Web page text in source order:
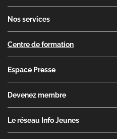
Nos services
Centre de formation
Espace Presse
Devenez membre
Le réseau Info Jeunes